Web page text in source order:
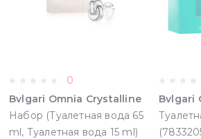
0
Bvlgari Omnia Crystalline
Набор (Туалетная вода 65
ml, Туалетная вода 15 ml)
Bvlgari